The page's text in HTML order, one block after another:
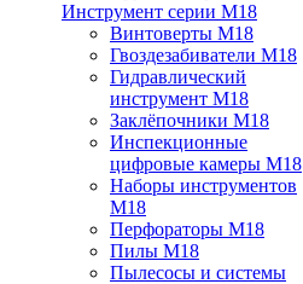
Инструмент серии M18
Винтоверты M18
Гвоздезабиватели M18
Гидравлический
инструмент M18
Заклёпочники M18
Инспекционные
цифровые камеры M18
Наборы инструментов
M18
Перфораторы M18
Пилы M18
Пылесосы и системы